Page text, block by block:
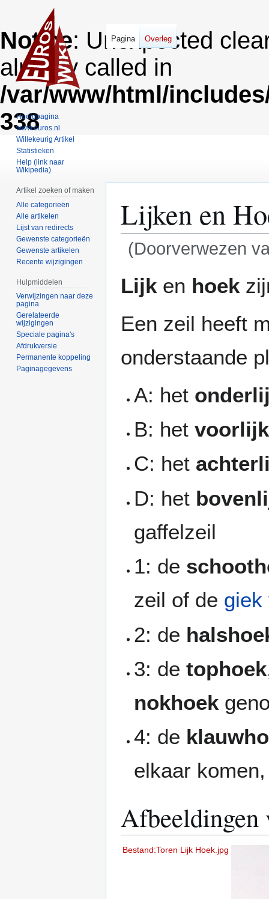
Notice: Unexpected
already called in
/var/www/html/
338
Lijken en
(Doorverwezen
navigatie
Lijk en hoek
Een zeil heeft
onderstaande
A: het
B: hetvoorlijk
C: het
D: het
gaffelzeil
1: de
zeil of de giek
2: de
3: detophoek
nokhoek
4: de
elkaar
Afbeeldingen
Bestand:Toren Lijk Hoek.jpg
Pagina Overleg
Hoofdpagina
www.euros.nl
Willekeurig Artikel
Statistieken
Help (link naar
Wikipedia)
Artikel zoeken of maken
Alle categorieën
Alle artikelen
Lijst van redirects
Gewenste categorieën
Gewenste artikelen
Recente wijzigingen
Hulpmiddelen
Verwijzingen naar deze
pagina
Gerelateerde
wijzigingen
Speciale pagina's
Afdrukversie
Permanente koppeling
Paginagegevens